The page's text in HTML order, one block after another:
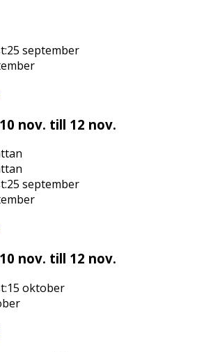
:25 september
10 nov. till 12 nov.
:25 september
10 nov. till 12 nov.
:15 oktober